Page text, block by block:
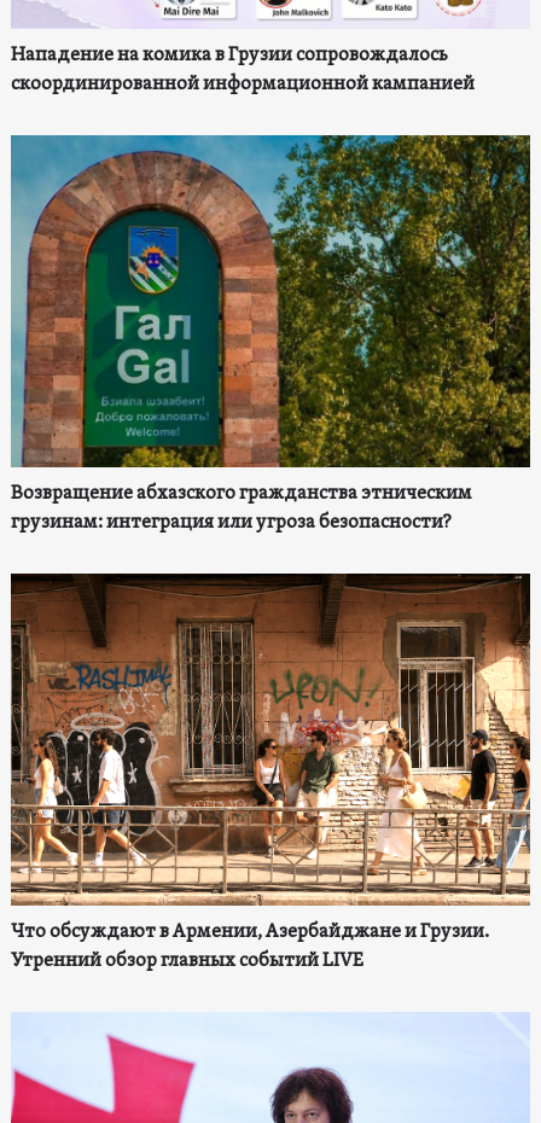
Нападение на комика в Грузии сопровождалось
скоординированной информационной кампанией
Возвращение абхазского гражданства этническим
грузинам: интеграция или угроза безопасности?
Что обсуждают в Армении, Азербайджане и Грузии.
Утренний обзор главных событий LIVE